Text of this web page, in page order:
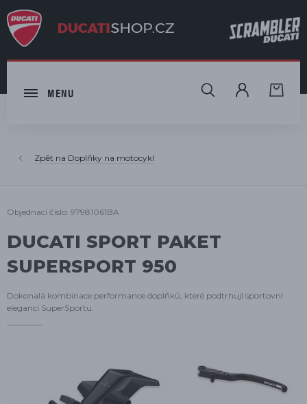
MENU HLEDAT
Doplňky na motocykl
Objednací číslo: 97981061BA
DUCATI SPORT PAKET
SUPERSPORT 950
Dokonalá kombinace performance doplňků, které podtrhují sportovní
eleganci SuperSportu.